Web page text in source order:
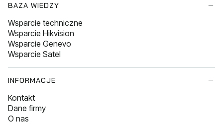
BAZA WIEDZY
Wsparcie techniczne
Wsparcie Hikvision
Wsparcie Genevo
Wsparcie Satel
INFORMACJE
Kontakt
Dane firmy
O nas